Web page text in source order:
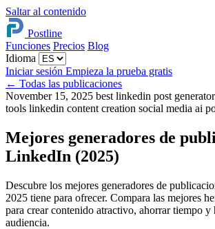
Saltar al contenido
Postline
Funciones Precios Blog
Idioma
Iniciar sesión Empieza la prueba gratis
← Todas las publicaciones
November 15, 2025 best linkedin post
tools linkedin content creation social media ai
Mejores generadores de
LinkedIn (2025)
Descubre los mejores generadores de
2025 tiene para ofrecer. Compara las mejores
para crear contenido atractivo, ahorrar tiempo y
audiencia.